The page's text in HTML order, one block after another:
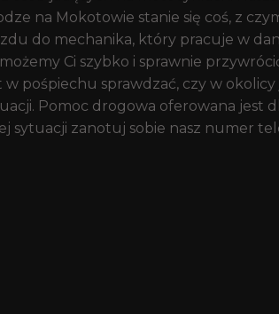
na Mokotowie stanie się coś, z
do mechanika, który pracuje w
Ci szybko i sprawnie
pośpiechu sprawdzać, czy w
Pomoc drogowa oferowana jest
sytuacji zanotuj sobie nasz numer